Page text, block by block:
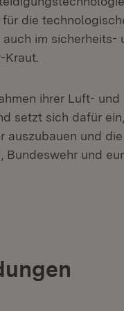
die
im sicherheits-
ihrer Luft- und
in neuem
setzt sich dafür
auszubauen und die
Bundeswehr und